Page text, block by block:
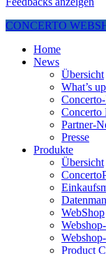
CONCERTO
Home
News
Übersicht
What’s
Concerto
Partner-
Presse
Produkte
Übersicht
WebShop
Product